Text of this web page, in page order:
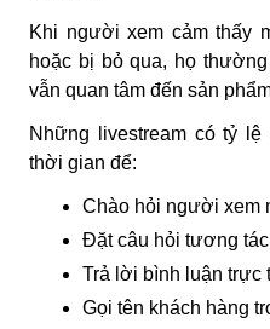
Khi người xem cảm thấy
hoặc bị bỏ qua, họ
vẫn quan tâm đến sản
Những livestream có tỷ
thời gian để:
Chào hỏi người xem
Đặt câu hỏi tương
Trả lời bình luận trực
Gọi tên khách hàng